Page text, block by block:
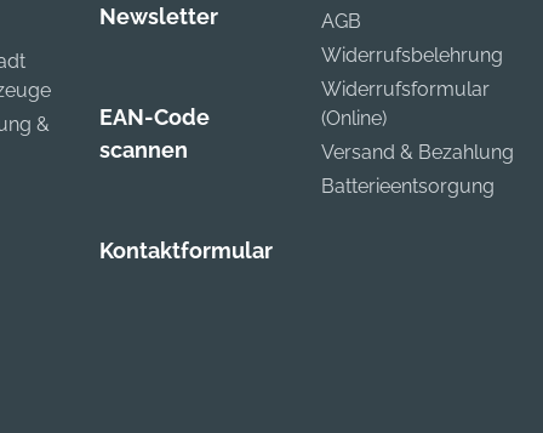
&
Newsletter
EAN-Code
scannen
Kontaktformular
AGB
Widerrufsbelehrung
Widerrufsformular
(Online)
Versand & Bezahlung
Batterieentsorgung